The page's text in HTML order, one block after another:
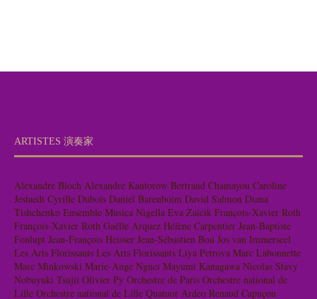
ARTISTES 演奏家
Alexandre Bloch Alexandre Kantorow Bertrand Chamayou Caroline
Jestaedt Cyrille Dubois Daniel Barenboim David Salmon Diana
Tishchenko Ensemble Musica Nigella Eva Zaïcik François-Xavier Roth
François-Xavier Roth Gaëlle Arquez Hélène Carpentier Jean-Baptiste
Fonlupt Jean-François Heisser Jean-Sébastien Bou Jos van Immerseel
Les Arts Florissants Les Arts Florissants Liya Petrova Marc Labonnette
Marc Minkowski Marie-Ange Nguci Mayumi Kanagawa Nicolas Stavy
Nobuyuki Tsujii Olivier Py Orchestre de Paris Orchestre national de
Lille Orchestre national de Lille Quatuor Ardeo Renaud Capuçon